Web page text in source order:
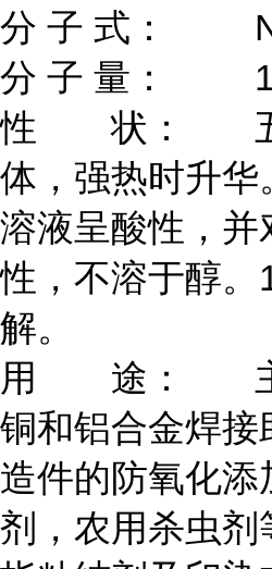
分 子 式：
分 子 量：
性 状：
体，强热时升华
溶液呈酸性，并
性，不溶于醇
解。
用 途：
铜和铝合金焊接
造件的防氧化添
剂，农用杀虫剂